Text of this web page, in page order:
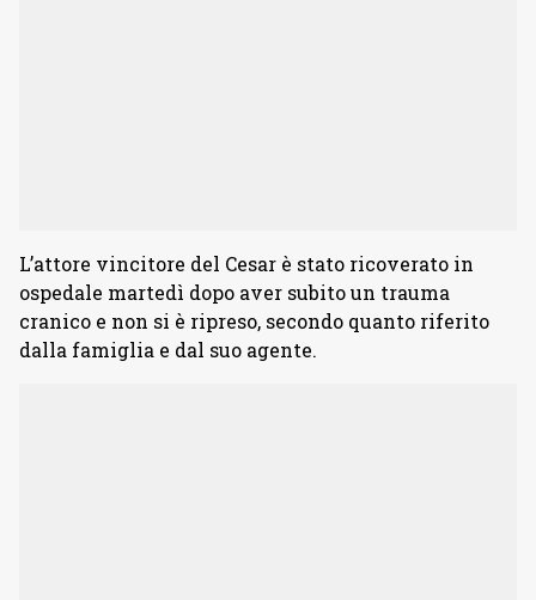
L’attore vincitore del Cesar è stato ricoverato in
ospedale martedì dopo aver subito un trauma
cranico e non si è ripreso, secondo quanto riferito
dalla famiglia e dal suo agente.